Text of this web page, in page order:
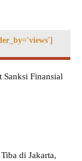
Sanksi Finansial
di Jakarta,